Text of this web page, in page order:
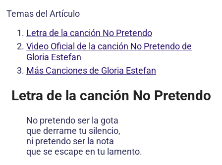
Temas del Artículo
Letra de la canción No Pretendo
Video Oficial de la canción No Pretendo de
Gloria Estefan
Más Canciones de Gloria Estefan
Letra de la canción No Pretendo
No pretendo ser la gota
que derrame tu silencio,
ni pretendo ser la nota
que se escape en tu lamento.